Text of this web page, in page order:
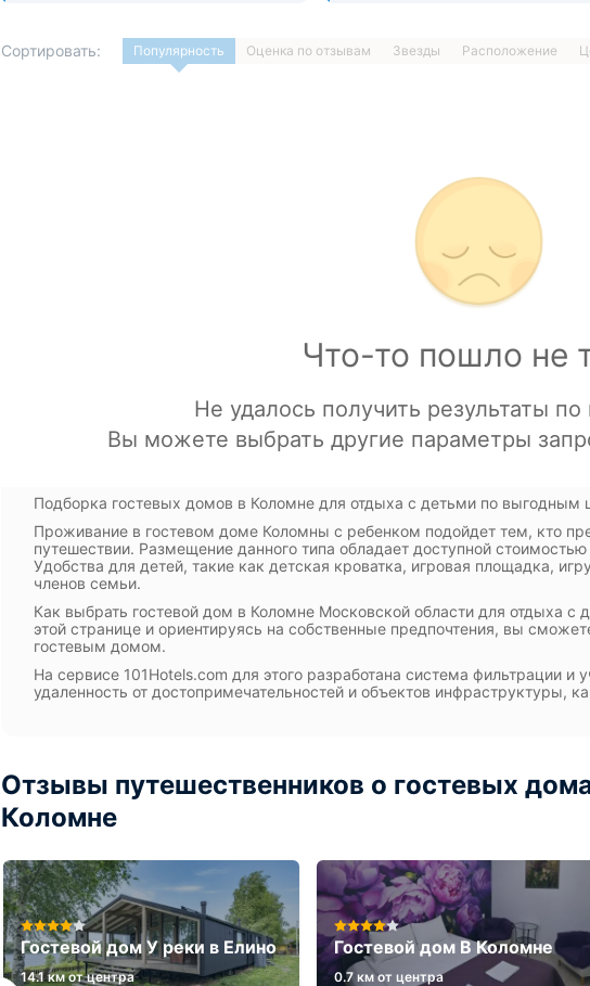
Сортировать: Популярность Оценка по отзывам Звезды Расположение
Подборка гостевых домов в Коломне для отдыха с детьми по выгодным
Проживание в гостевом доме Коломны с ребенком подойдет тем, кто
путешествии. Размещение данного типа обладает доступной
Удобства для детей, такие как детская кроватка, игровая площадка,
членов семьи.
Как выбрать гостевой дом в Коломне Московской области для отдыха с
этой странице и ориентируясь на собственные предпочтения, вы
гостевым домом.
На сервисе 101Hotels.com для этого разработана система фильтрации и
удаленность от достопримечательностей и объектов инфраструктуры,
Отзывы путешественников о гостевых
Коломне
Гостевой дом У реки в Елино
14.1 км от центра
Гостевой дом В Коломне
0.7 км от центра